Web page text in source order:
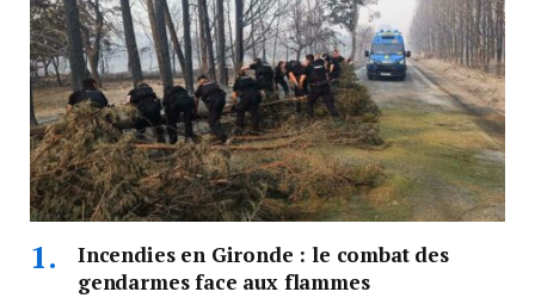
Incendies en Gironde : le combat des
gendarmes face aux flammes